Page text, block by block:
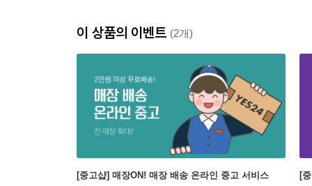
이 상품의 이벤트 (2개)
[중고샵] 매장ON! 매장 배송 온라인 중고 서비스 [